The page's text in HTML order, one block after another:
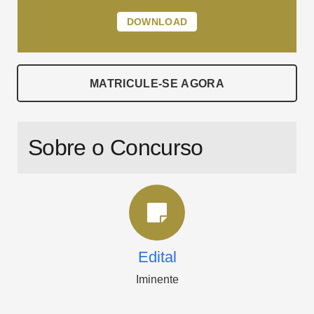
DOWNLOAD
MATRICULE-SE AGORA
Sobre o Concurso
Edital
Iminente